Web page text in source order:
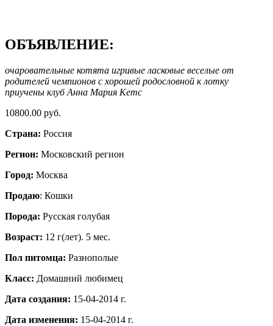
ОБЪЯВЛЕНИЕ:
очаровательные котята игривые ласковые веселые от
родителей чемпионов с хорошей родословной к лотку
приучены клуб Анна Мария Кетс
10800.00 руб.
Страна: Россия
Регион: Московский регион
Город: Москва
Продаю: Кошки
Порода: Русская голубая
Возраст: 12 г(лет). 5 мес.
Пол питомца: Разнополые
Класс: Домашний любимец
Дата создания: 15-04-2014 г.
Дата изменения: 15-04-2014 г.